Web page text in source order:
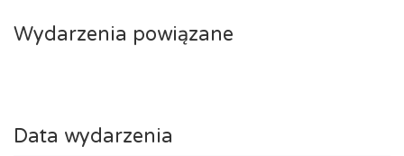
Wydarzenia powiązane
Data wydarzenia